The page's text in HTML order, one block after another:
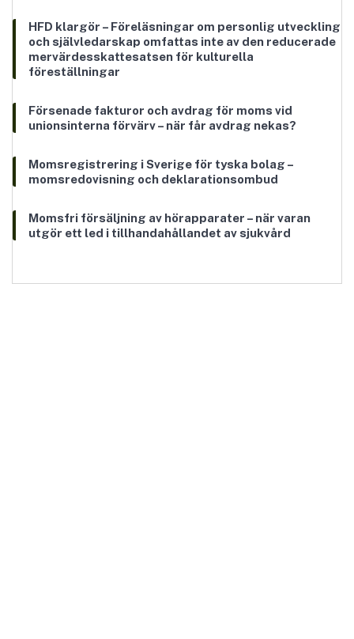
HFD klargör – Föreläsningar om personlig utveckling
och självledarskap omfattas inte av den reducerade
mervärdesskattesatsen för kulturella
föreställningar
Försenade fakturor och avdrag för moms vid
unionsinterna förvärv – när får avdrag nekas?
Momsregistrering i Sverige för tyska bolag –
momsredovisning och deklarationsombud
Momsfri försäljning av hörapparater – när varan
utgör ett led i tillhandahållandet av sjukvård